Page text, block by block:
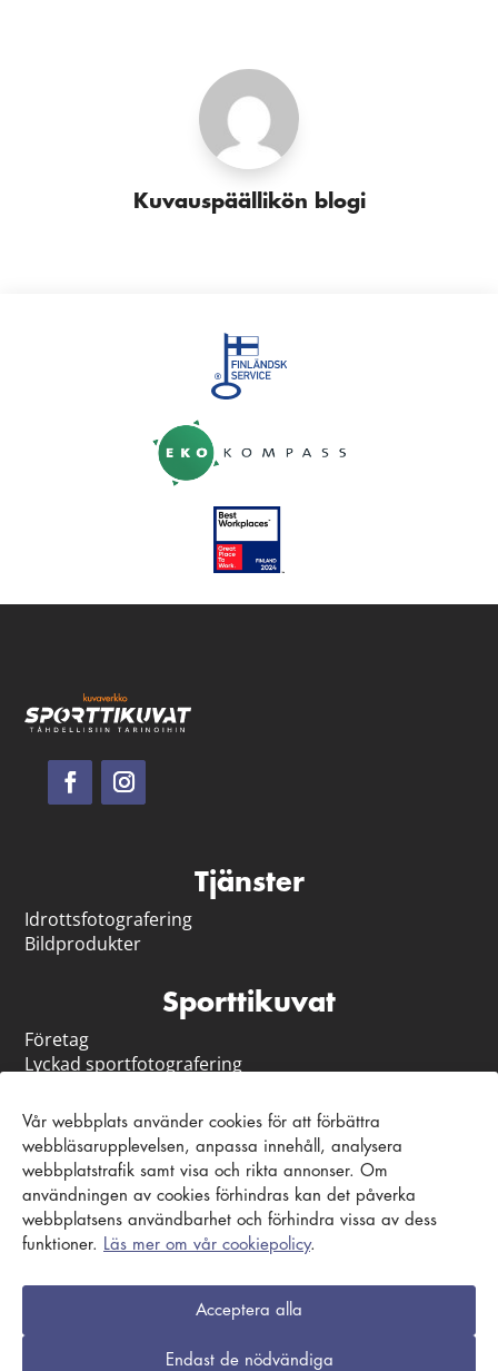
Vår webbplats använder cookies för att förbättra
webbläsarupplevelsen, anpassa innehåll, analysera
webbplatstrafik samt visa och rikta annonser. Om
användningen av cookies förhindras kan det påverka
webbplatsens användbarhet och förhindra vissa av dess
funktioner. Läs mer om vår cookiepolicy.
Acceptera alla
Endast de nödvändiga
Kuvauspäällikön blogi
Tjänster
Idrotts­fotografering
Bildprodukter
Sporttikuvat
Företag
Lyckad sportfotografering
Kundtjänst och instruktioner
Ta kontakt
Vanligt förekommande frågor
Kontaktblankett
Cookiepolicy